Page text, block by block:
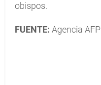
obispos.
FUENTE: Agencia AFP